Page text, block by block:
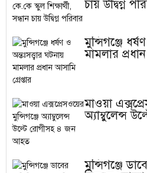
চায় উদ্বিগ্ন
মুন্সিগঞ্জে
মামলার
মাওয়া
অ্যাম্বুলেন্স
মুন্সিগঞ্জে